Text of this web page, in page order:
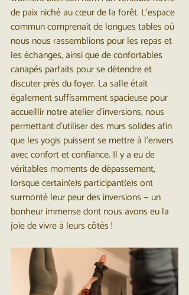
de paix niché au cœur de la forêt. L'espace
commun comprenait de longues tables où
nous nous rassemblions pour les repas et
les échanges, ainsi que de confortables
canapés parfaits pour se détendre et
discuter près du foyer. La salle était
également suffisamment spacieuse pour
accueillir notre atelier d’inversions, nous
permettant d’utiliser des murs solides afin
que les yogis puissent se mettre à l'envers
avec confort et confiance. Il y a eu de
véritables moments de dépassement,
lorsque certain(e)s participant(e)s ont
surmonté leur peur des inversions — un
bonheur immense dont nous avons eu la
joie de vivre à leurs côtés !